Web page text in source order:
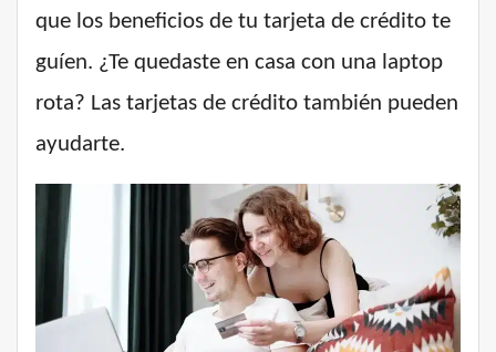
que los beneficios de tu tarjeta de crédito te
guíen. ¿Te quedaste en casa con una laptop
rota? Las tarjetas de crédito también pueden
ayudarte.